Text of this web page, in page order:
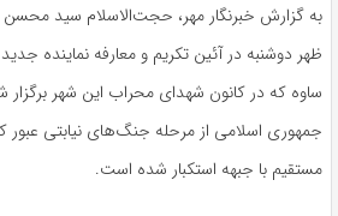
به گزارش خبرنگار مهر، حجت‌الاسلام سید
ظهر دوشنبه در آئین تکریم و معارفه نماینده
ساوه که در کانون شهدای محراب این شهر برگزار
جمهوری اسلامی از مرحله جنگ‌های نیابتی عبور
مستقیم با جبهه استکبار شده است.